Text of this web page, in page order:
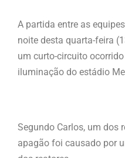
A partida entre as
noite desta quarta-feira
um curto-circuito
iluminação do estádio
Segundo Carlos, um dos
apagão foi causado por